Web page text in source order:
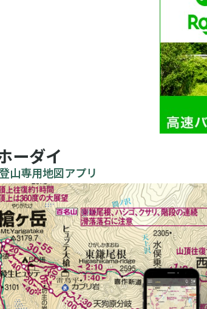
ーダイ
山専用地図アプリ